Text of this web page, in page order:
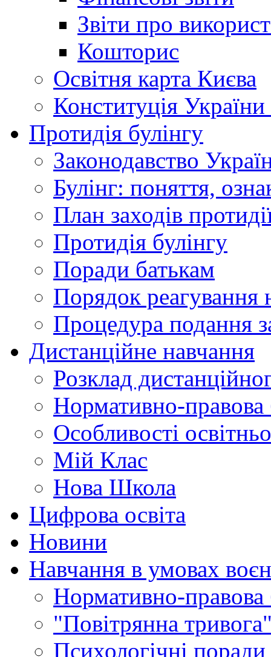
Звіти про
Кошторис
Освітня карта Києва
Конституція
Протидія булінгу
Законодавство
Булінг: поняття,
План заходів
Протидія булінгу
Поради батькам
Порядок реагування
Процедура подання
Дистанційне навчання
Розклад
Нормативно-правова
Особливості
Мій Клас
Нова Школа
Цифрова освіта
Новини
Навчання в умовах
Нормативно-правова
"Повітрянна
Психологічні поради